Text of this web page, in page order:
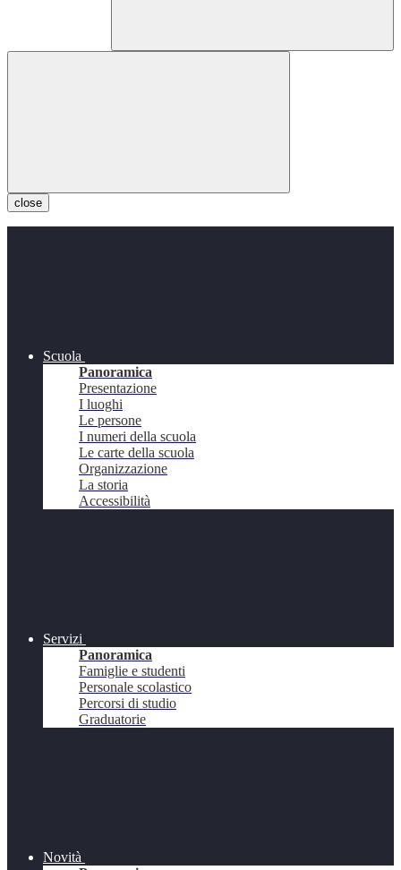
close
Scuola
Panoramica
Presentazione
I luoghi
Le persone
I numeri della scuola
Le carte della scuola
Organizzazione
La storia
Accessibilità
Servizi
Panoramica
Famiglie e studenti
Personale scolastico
Percorsi di studio
Graduatorie
Novità